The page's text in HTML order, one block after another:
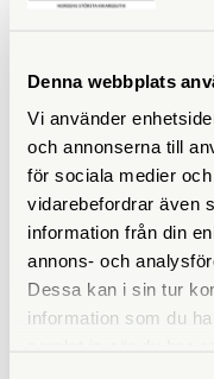
Denna webbplats
Vi använder
och annonserna till
för sociala medier
vidarebefordrar även
information från din
annons- och
Dessa kan i sin tur
information som du
ANDRA